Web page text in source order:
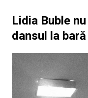
Lidia Buble
dansul la
Player
video